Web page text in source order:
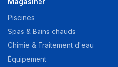
Piscines
Spas & Bains chauds
Chimie & Traitement d'eau
Équipement